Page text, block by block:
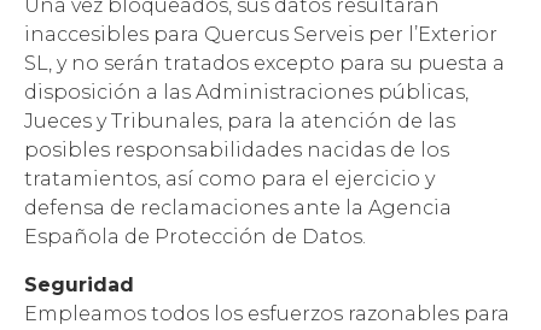
Una vez bloqueados, sus datos resultarán
inaccesibles para Quercus Serveis per l’Exterior
SL, y no serán tratados excepto para su puesta a
disposición a las Administraciones públicas,
Jueces y Tribunales, para la atención de las
posibles responsabilidades nacidas de los
tratamientos, así como para el ejercicio y
defensa de reclamaciones ante la Agencia
Española de Protección de Datos.
Seguridad
Empleamos todos los esfuerzos razonables para